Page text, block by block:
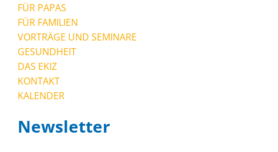
FÜR PAPAS
FÜR FAMILIEN
VORTRÄGE UND SEMINARE
GESUNDHEIT
DAS EKIZ
KONTAKT
KALENDER
Newsletter